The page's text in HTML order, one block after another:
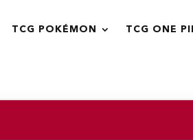
TCG POKÉMON TCG ONE